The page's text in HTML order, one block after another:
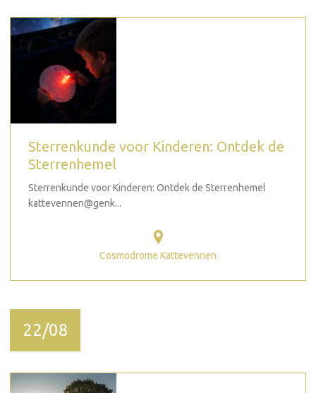
Sterrenkunde voor Kinderen: Ontdek de
Sterrenhemel
Sterrenkunde voor Kinderen: Ontdek de Sterrenhemel
kattevennen@genk...
Cosmodrome Kattevennen
22/08